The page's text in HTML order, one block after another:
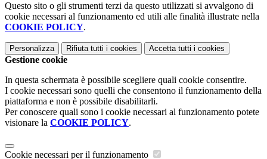
Questo sito o gli strumenti terzi da questo utilizzati si avvalgono di
cookie necessari al funzionamento ed utili alle finalità illustrate nella
COOKIE POLICY.
Personalizza Rifiuta tutti i cookies Accetta tutti i cookies
Gestione cookie
In questa schermata è possibile scegliere quali cookie consentire.
I cookie necessari sono quelli che consentono il funzionamento della
piattaforma e non è possibile disabilitarli.
Per conoscere quali sono i cookie necessari al funzionamento potete
visionare la COOKIE POLICY.
Cookie necessari per il funzionamento